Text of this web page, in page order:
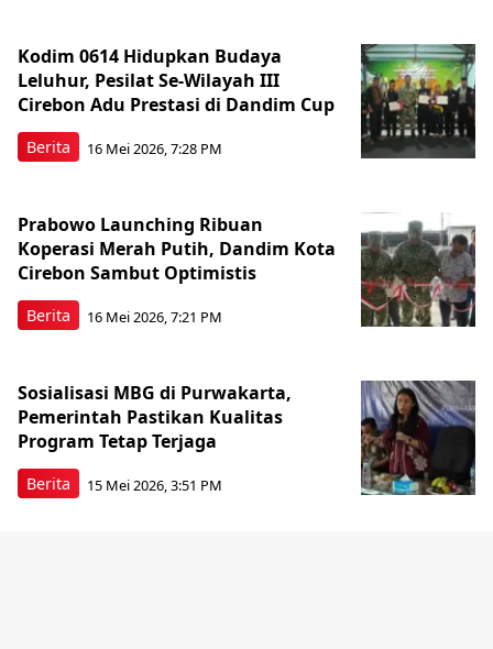
Berita
Kodim 0614 Hidupkan Budaya
Leluhur, Pesilat Se-Wilayah III
Cirebon Adu Prestasi di Dandim Cup
16 Mei 2026, 7:28 PM
Berita
Prabowo Launching Ribuan
Koperasi Merah Putih, Dandim Kota
Cirebon Sambut Optimistis
16 Mei 2026, 7:21 PM
Berita
Sosialisasi MBG di Purwakarta,
Pemerintah Pastikan Kualitas
Program Tetap Terjaga
15 Mei 2026, 3:51 PM